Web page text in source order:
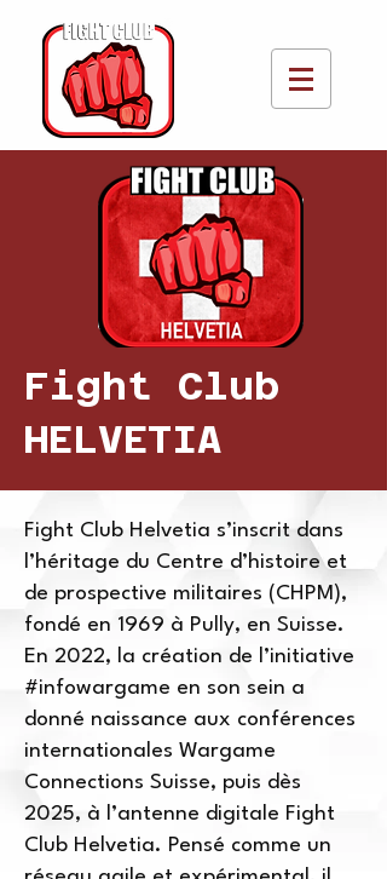
Fight Club
HELVETIA
Fight Club Helvetia s’inscrit dans
l’héritage du Centre d’histoire et
de prospective militaires (CHPM),
fondé en 1969 à Pully, en Suisse.
En 2022, la création de l’initiative
#infowargame en son sein a
donné naissance aux conférences
internationales Wargame
Connections Suisse, puis dès
2025, à l’antenne digitale Fight
Club Helvetia. Pensé comme un